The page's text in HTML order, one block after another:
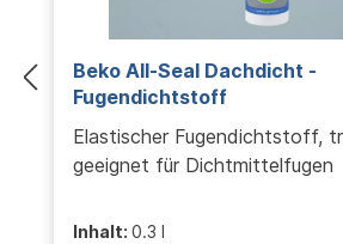
Beko All-Seal Dachdicht -
Fugendichtstoff
Elastischer Fugendichtstoff,
geeignet für Dichtmittelfugen
Inhalt: 0.3 l